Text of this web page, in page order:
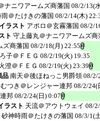
ナニワアームズ商藩国 08/2/13(
＠たけきの藩国 08/2/14(木)
ラスト アポロ＠玄霧藩国 08/2/
ト 守上藤丸＠ナニワアームズ商
ズ商藩国 08/2/18(月) 22:55
子＠ＦＥＧ 08/2/19(火) 19:35
澄＠ＦＥＧ 08/2/19(火) 23:39
品 南天＠後ほねっこ男爵領 08/2/
つき＠レンジャー連邦 08/2/24(
邦 08/2/24(日) 0:07
ラスト 天流＠アウトウェイ 08/
砂神時雨＠たけきの藩国 08/3/1(